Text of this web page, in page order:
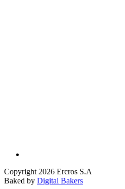
Copyright 2026 Ercros S.A
Baked by Digital Bakers